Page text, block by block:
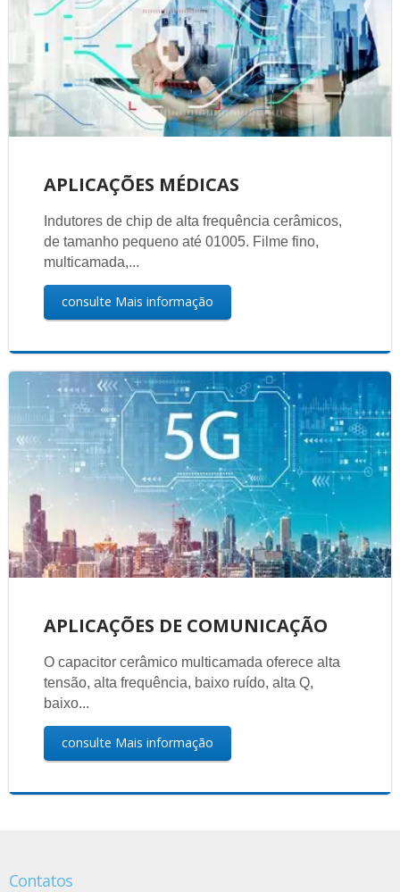
APLICAÇÕES MÉDICAS
Indutores de chip de alta frequência cerâmicos,
de tamanho pequeno até 01005. Filme fino,
multicamada,...
consulte Mais informação
APLICAÇÕES DE COMUNICAÇÃO
O capacitor cerâmico multicamada oferece alta
tensão, alta frequência, baixo ruído, alta Q,
baixo...
consulte Mais informação
Contatos